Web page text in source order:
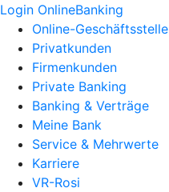
Login OnlineBanking
Online-Geschäftsstelle
Privatkunden
Firmenkunden
Private Banking
Banking & Verträge
Meine Bank
Service & Mehrwerte
Karriere
VR-Rosi